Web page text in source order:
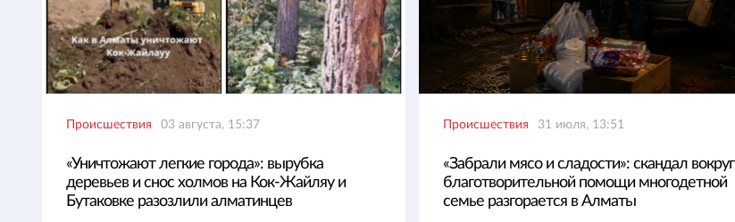
Происшествия 03 августа, 15:37
«Уничтожают легкие города»: вырубка
деревьев и снос холмов на Кок-Жайляу и
Бутаковке разозлили алматинцев
Происшествия 31 июля, 13:51
«Забрали мясо и сладости»: скандал вокруг
благотворительной помощи многодетной
семье разгорается в Алматы